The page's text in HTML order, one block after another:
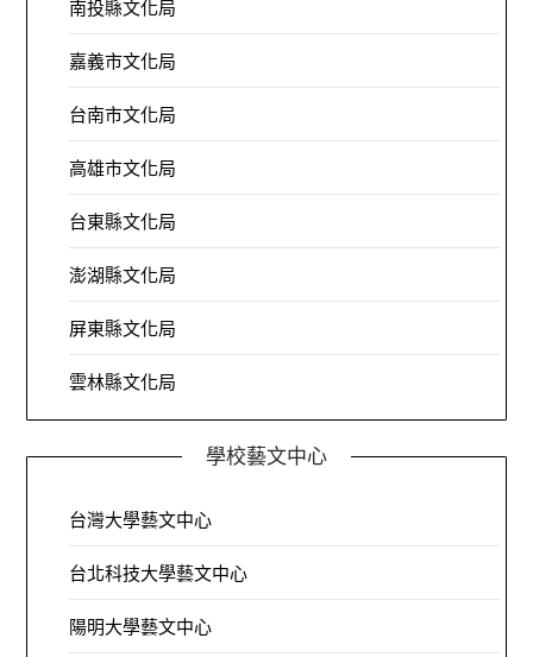
南投縣文化局
嘉義市文化局
台南市文化局
高雄市文化局
台東縣文化局
澎湖縣文化局
屏東縣文化局
雲林縣文化局
學校藝文中心
台灣大學藝文中心
台北科技大學藝文中心
陽明大學藝文中心